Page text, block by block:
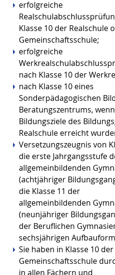
erfolgreiche
Klasse 10 der Realschule
Gemeinschaftsschule;
erfolgreiche
nach Klasse 10 der
nach Klasse 10 eines
Sonderpädagogischen
Beratungszentrums,
Bildungsziele des
Realschule erreicht
Versetzungszeugnis von
die erste Jahrgangsstufe
allgemeinbildenden
(achtjähriger
die Klasse 11 der
allgemeinbildenden
(neunjähriger
der Beruflichen
sechsjährigen
Sie haben in Klasse 10 der
Gemeinschaftsschule
in allen Fächern und